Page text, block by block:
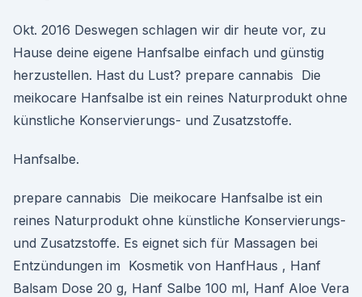
Okt. 2016 Deswegen schlagen wir dir heute vor, zu
Hause deine eigene Hanfsalbe einfach und günstig
herzustellen. Hast du Lust? prepare cannabis Die
meikocare Hanfsalbe ist ein reines Naturprodukt ohne
künstliche Konservierungs- und Zusatzstoffe.
Hanfsalbe.
prepare cannabis Die meikocare Hanfsalbe ist ein
reines Naturprodukt ohne künstliche Konservierungs-
und Zusatzstoffe. Es eignet sich für Massagen bei
Entzündungen im Kosmetik von HanfHaus , Hanf
Balsam Dose 20 g, Hanf Salbe 100 ml, Hanf Aloe Vera